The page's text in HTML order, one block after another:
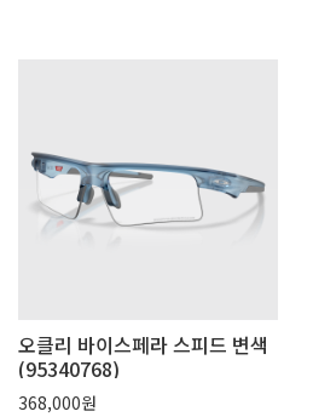
오클리 바이스페라 스피드 변색
(95340768)
368,000원